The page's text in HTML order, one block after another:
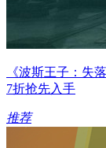
《波斯王子：失
7折抢先入手
推荐